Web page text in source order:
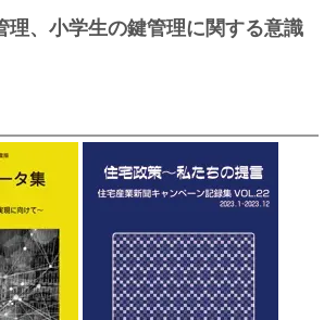
理、小学生の鍵管理に関する意識